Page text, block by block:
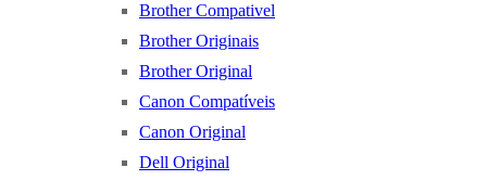
Brother Compativel
Brother Originais
Brother Original
Canon Compatíveis
Canon Original
Dell Original